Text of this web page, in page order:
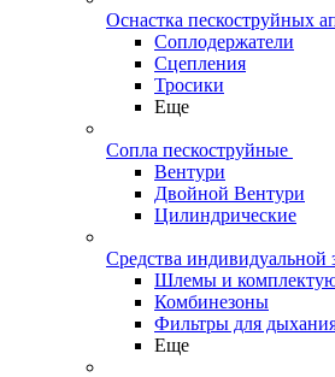
Оснастка пескоструйных
Соплодержатели
Сцепления
Тросики
Еще
Сопла пескоструйные
Вентури
Двойной Вентури
Цилиндрические
Средства индивидуальной
Шлемы и
Комбинезоны
Фильтры для
Еще